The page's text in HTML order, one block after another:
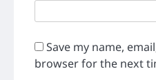
Save my name,
browser for the next